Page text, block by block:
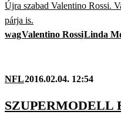
Újra szabad Valentino Rossi.
párja is.
wagValentino RossiLinda
NFL2016.02.04. 12:54
SZUPERMODELL